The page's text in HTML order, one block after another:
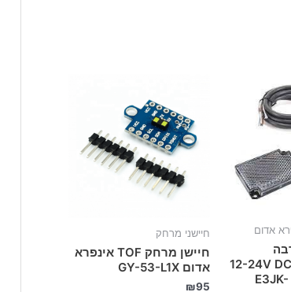
אדום
אינפרא-אדום 12-24V DC
עד 4 מטר דגם E3JK-
חיישני מרחק
חיישן מרחק TOF אינפרא
אדום GY-53-L1X
₪95